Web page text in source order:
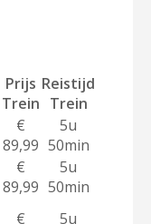
Prijs
Trein
Reistijd
Trein
€
89,99
5u
50min
€
89,99
5u
50min
€
5u